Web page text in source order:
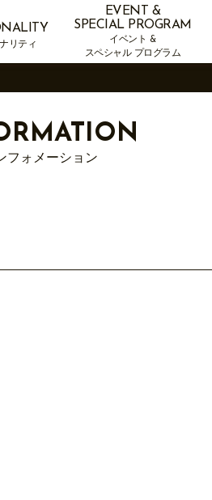
リティ
EVENT &
SPECIAL PROGRAM
イベント &
スペシャル プログラム
フォメーション